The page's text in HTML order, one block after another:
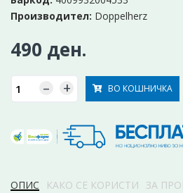
Производител: Doppelherz
490 ден.
– + ВО КОШНИЧКА
ОПИС КАКО СЕ КОРИСТИ ЗА